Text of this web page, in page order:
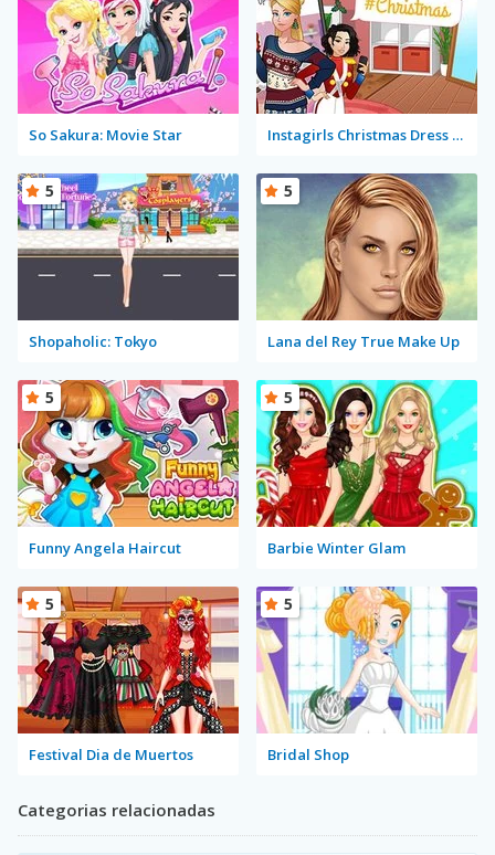
So Sakura: Movie Star Instagirls Christmas Dress Up
Shopaholic: Tokyo
5
Lana del Rey True Make Up
5
Funny Angela Haircut
5
Barbie Winter Glam
5
Festival Dia de Muertos
5
Bridal Shop
5
Categorias relacionadas